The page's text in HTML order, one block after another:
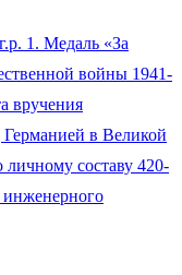
1. Медаль «За
войны 1941-
вручения
в Великой
составу 420-
инженерного